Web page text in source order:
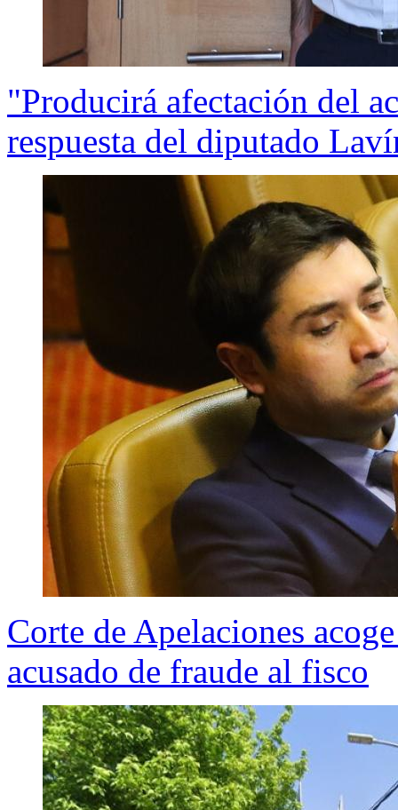
"Producirá afectación del
respuesta del diputado
Corte de Apelaciones
acusado de fraude al fisco